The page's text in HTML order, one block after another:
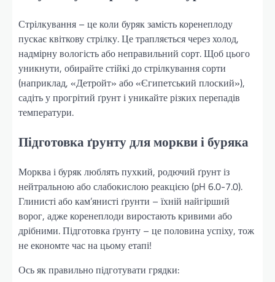
Стрілкування – це коли буряк замість коренеплоду
пускає квіткову стрілку. Це трапляється через холод,
надмірну вологість або неправильний сорт. Щоб цього
уникнути, обирайте стійкі до стрілкування сорти
(наприклад, «Детройт» або «Єгипетський плоский»),
садіть у прогрітий ґрунт і уникайте різких перепадів
температури.
Підготовка ґрунту для моркви і буряка
Морква і буряк люблять пухкий, родючий ґрунт із
нейтральною або слабокислою реакцією (pH 6.0-7.0).
Глинисті або кам’янисті ґрунти – їхній найгірший
ворог, адже коренеплоди виростають кривими або
дрібними. Підготовка ґрунту – це половина успіху, тож
не економте час на цьому етапі!
Ось як правильно підготувати грядки: